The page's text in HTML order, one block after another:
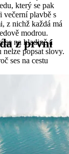
který se pak
večerní plavbě s
z nichž každá má
modrou.
se na hladině a
popsat slovy.
ses na cestu
z první